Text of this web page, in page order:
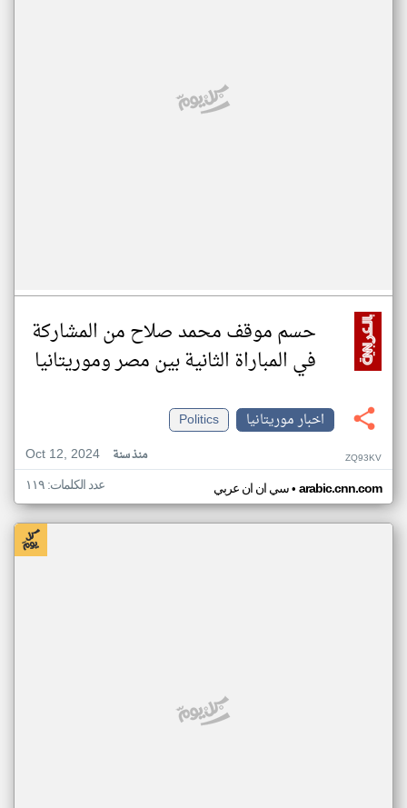
حسم موقف محمد صلاح من المشاركة
في المباراة الثانية بين مصر وموريتانيا
اخبار موريتانيا
Politics
Oct 12, 2024
منذ سنة ZQ93KV
سي ان ان عربي• arabic.cnn.com عدد الكلمات: ١١٩